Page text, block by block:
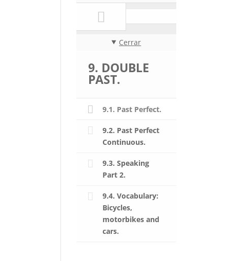
Cerrar
9. DOUBLE
PAST.
9.1. Past Perfect.
9.2. Past Perfect
Continuous.
9.3. Speaking
Part 2.
9.4. Vocabulary:
Bicycles,
motorbikes and
cars.